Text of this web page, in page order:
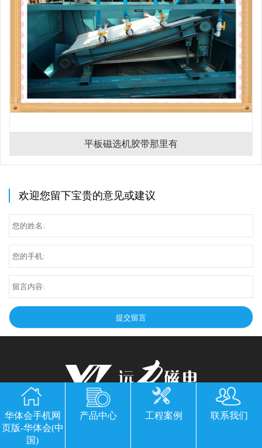
平板磁选机胶带那里有
欢迎您留下宝贵的意见或建议
华体会手机网页版-华体会(中国)
公司地址：山东临朐县经济开发区北环路
华体会手机网
页版-华体会(中
国)
产品中心 工程案例 联系我们